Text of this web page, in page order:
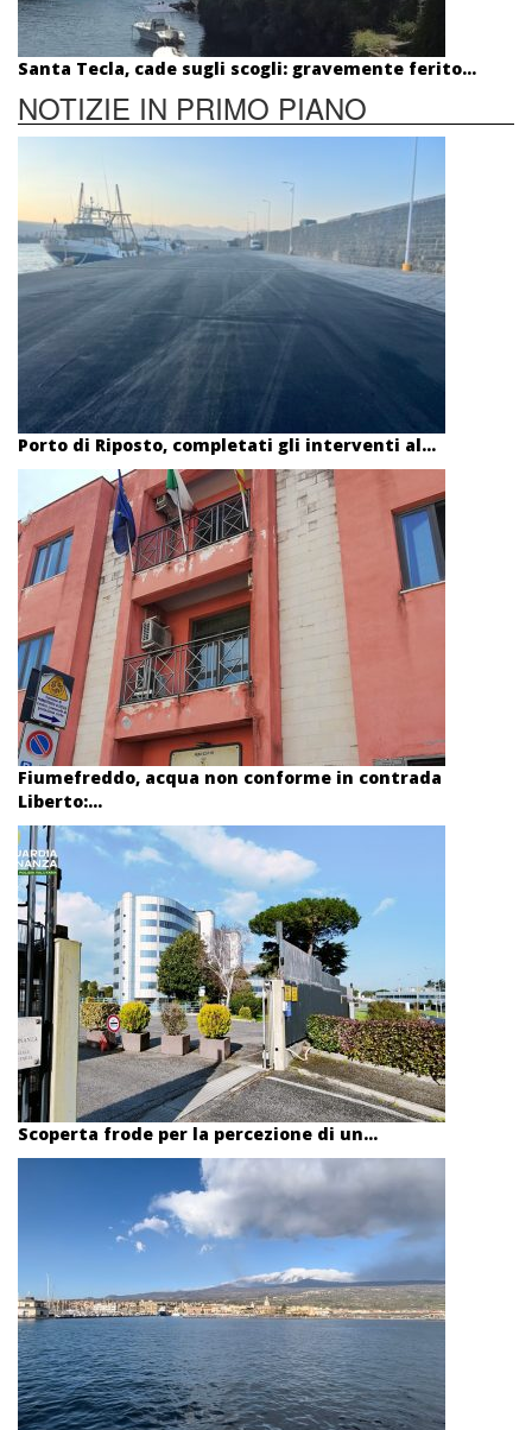
Santa Tecla, cade sugli scogli: gravemente ferito...
NOTIZIE IN PRIMO PIANO
Porto di Riposto, completati gli interventi al...
Fiumefreddo, acqua non conforme in contrada
Liberto:...
Scoperta frode per la percezione di un...